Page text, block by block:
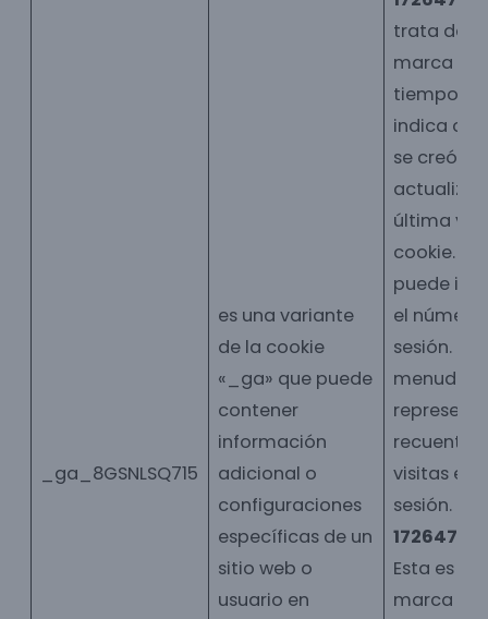
_ga_8GSNLSQ715
es una variante
de la cookie
«_ga» que puede
contener
información
adicional o
configuraciones
específicas de un
sitio web o
usuario en
trata de
marca de
tiempo
indica
se creó o
actualizó
última
cookie.
puede
el número
sesión.
menudo
recuento
visitas en
sesión.
Esta es
marca de